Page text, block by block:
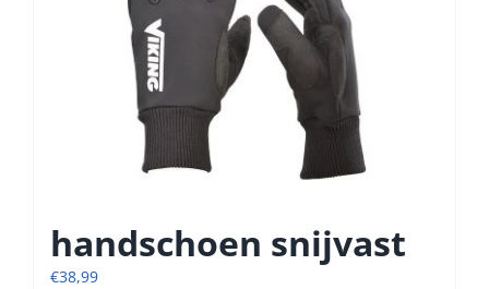
gekozen
worden
op
productpagina
handschoen snijvast
€38,99